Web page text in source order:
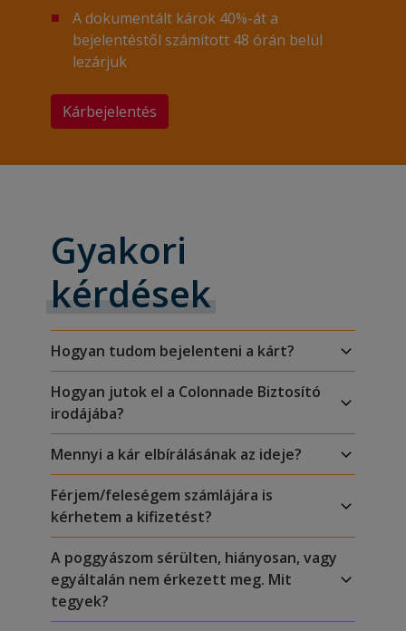
A dokumentált károk 40%-át a
bejelentéstől számított 48 órán belül
lezárjuk
Kárbejelentés
Gyakori
kérdések
Hogyan tudom bejelenteni a kárt?
Hogyan jutok el a Colonnade Biztosító
irodájába?
Mennyi a kár elbírálásának az ideje?
Férjem/feleségem számlájára is
kérhetem a kifizetést?
A poggyászom sérülten, hiányosan, vagy
egyáltalán nem érkezett meg. Mit
tegyek?